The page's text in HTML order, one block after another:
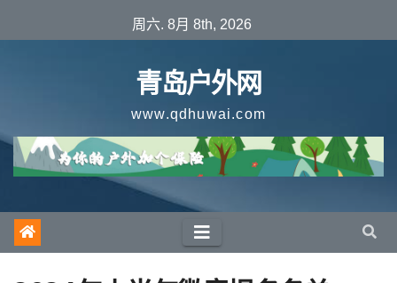
至
周六. 8月 8th, 2026
青岛户外网
www.qdhuwai.com